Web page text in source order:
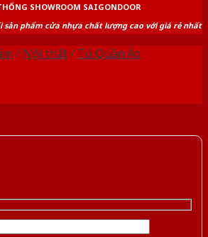
SHOWROOM SAIGONDOOR
sản phẩm cửa nhựa chất lượng cao với giá rẻ nhất
/ Nội thất/ Tủ Quần Áo